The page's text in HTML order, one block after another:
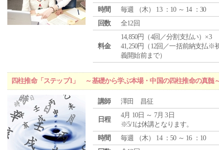
時間
毎週 （木） 13 ：10 ～ 14 ：30
回数
全12回
料金
14,850円（4回／分割支払い）×3
41,250円（12回／一括前納支払※
義開始前まで）
四柱推命「ステップ1」 ～基礎から学ぶ本場・中国の四柱推命の真髄
講師 澤田 昌征
日程
4月 10日 ～ 7月 3日
※5/1は休講となります。
時間
毎週 （木） 14 ：50 ～ 16 ：10